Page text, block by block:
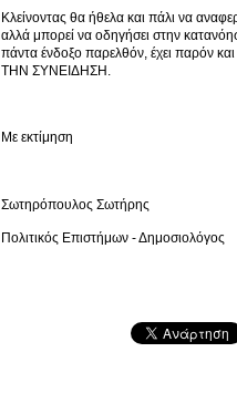
Κλείνοντας θα ήθελα και πάλι να
αλλά μπορεί να οδηγήσει στην
πάντα ένδοξο παρελθόν, έχει παρόν
ΤΗΝ ΣΥΝΕΙΔΗΣΗ.
Με εκτίμηση
Σωτηρόπουλος Σωτήρης
Πολιτικός Επιστήμων - Δημοσιολόγος